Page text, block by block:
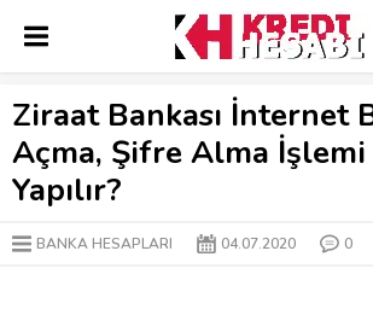
Ziraat Bankası İnternet
Açma, Şifre Alma İşlemi
Yapılır?
BANKA HESAPLARI 04.07.2020 0